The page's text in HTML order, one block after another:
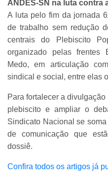
ANDES-SN na luta contra
A luta pelo fim da jornada
de trabalho sem redução
centrais do Plebiscito
organizado pelas
Medo, em articulação
sindical e social, entre elas
Para fortalecer a
plebiscito e ampliar o
Sindicato Nacional se
de comunicação que
dossiê.
Confira todos os artigos já